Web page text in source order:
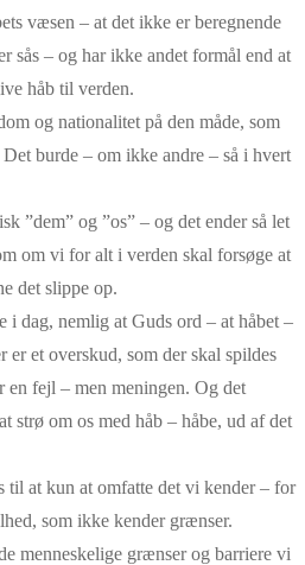
væsen – at det ikke er beregnende
sås – og har ikke andet formål end at
håb til verden.
og nationalitet på den måde, som
burde – om ikke andre – så i hvert
”dem” og ”os” – og det ender så let
om vi for alt i verden skal forsøge at
det slippe op.
i dag, nemlig at Guds ord – at håbet –
er et overskud, som der skal spildes
en fejl – men meningen. Og det
strø om os med håb – håbe, ud af det
til at kun at omfatte det vi kender – for
som ikke kender grænser.
menneskelige grænser og barriere vi